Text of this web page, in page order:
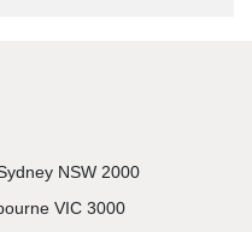
NSW 2000
VIC 3000